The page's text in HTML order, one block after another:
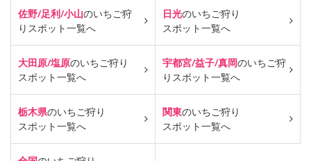
佐野/足利/小山のいちご狩
り スポット一覧へ
日光のいちご狩り
スポット一覧へ
大田原/塩原のいちご狩り
スポット一覧へ
宇都宮/益子/真岡のいちご狩
り スポット一覧へ
栃木県のいちご狩り
スポット一覧へ
関東のいちご狩り
スポット一覧へ